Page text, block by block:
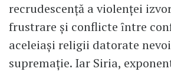
recrudescenţă a violenţei
frustrare şi conflicte ȋntre
aceleiaşi religii datorate
supremaţie. Iar Siria,